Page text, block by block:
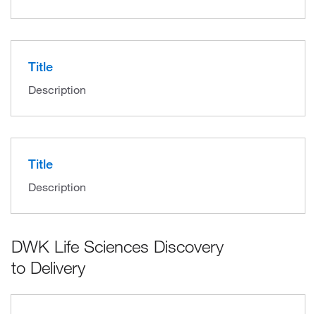
Title
Description
Title
Description
DWK Life Sciences Discovery
to Delivery